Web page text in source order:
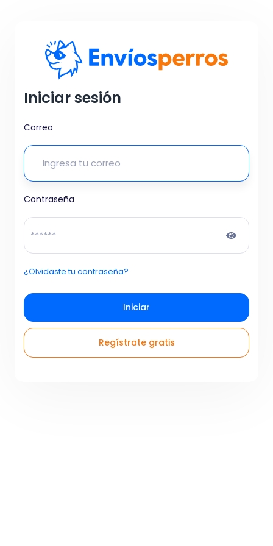
Iniciar sesión
Correo
Contraseña
¿Olvidaste tu contraseña?
Iniciar
Regístrate gratis